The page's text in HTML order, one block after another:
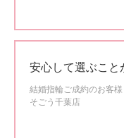
安心して選ぶこと
結婚指輪ご成約のお客
そごう千葉店